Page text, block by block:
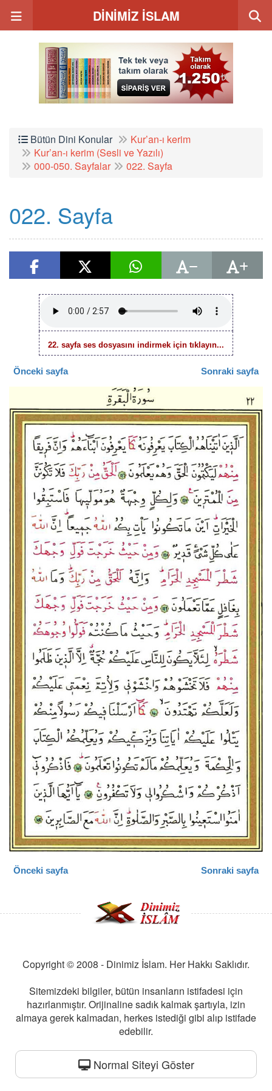
DİNİMİZ İSLAM
Bütün Dini Konular
Kur’an-ı kerim
Kur’an-ı kerim (Sesli ve Yazılı)
000-050. Sayfalar
022. Sayfa
022. Sayfa
22. sayfa ses dosyasını indirmek için tıklayın...
Önceki sayfa Sonraki sayfa
Önceki sayfa Sonraki sayfa
Copyright © 2008 - Dinimiz İslam. Her Hakkı Saklıdır.
Sitemizdeki bilgiler, bütün insanların istifadesi için
hazırlanmıştır. Orijinaline sadık kalmak şartıyla, izin
almaya gerek kalmadan, herkes istediği gibi alıp istifade
edebilir.
Normal Siteyi Göster